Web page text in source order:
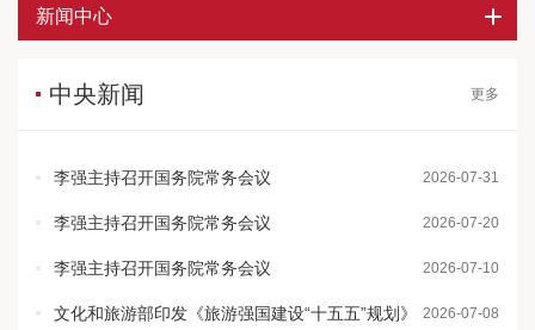
新闻中心
更多
中央新闻
2026-07-31
李强主持召开国务院常务会议
2026-07-20
李强主持召开国务院常务会议
2026-07-10
李强主持召开国务院常务会议
2026-07-08
文化和旅游部印发《旅游强国建设“十五五”规划》